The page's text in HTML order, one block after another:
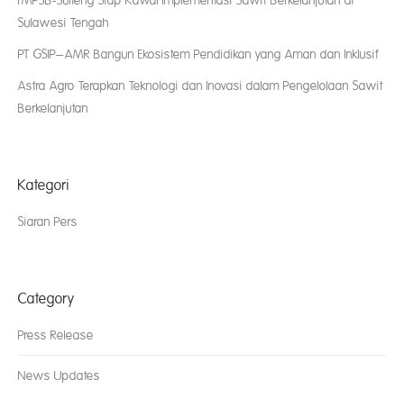
Sulawesi Tengah
PT GSIP–AMR Bangun Ekosistem Pendidikan yang Aman dan Inklusif
Astra Agro Terapkan Teknologi dan Inovasi dalam Pengelolaan Sawit
Berkelanjutan
Kategori
Siaran Pers
Category
Press Release
News Updates